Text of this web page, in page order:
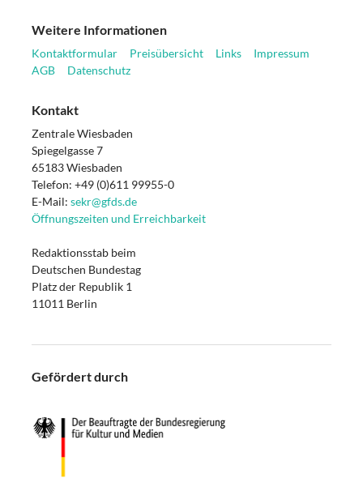
Weitere Informationen
Kontaktformular Preisübersicht Links
Impressum
AGB
Datenschutz
Kontakt
Zentrale Wiesbaden
Spiegelgasse 7
65183 Wiesbaden
Telefon: +49 (0)611 99955-0
E-Mail: sekr@gfds.de
Öffnungszeiten und Erreichbarkeit
Redaktionsstab beim
Deutschen Bundestag
Platz der Republik 1
11011 Berlin
Gefördert durch